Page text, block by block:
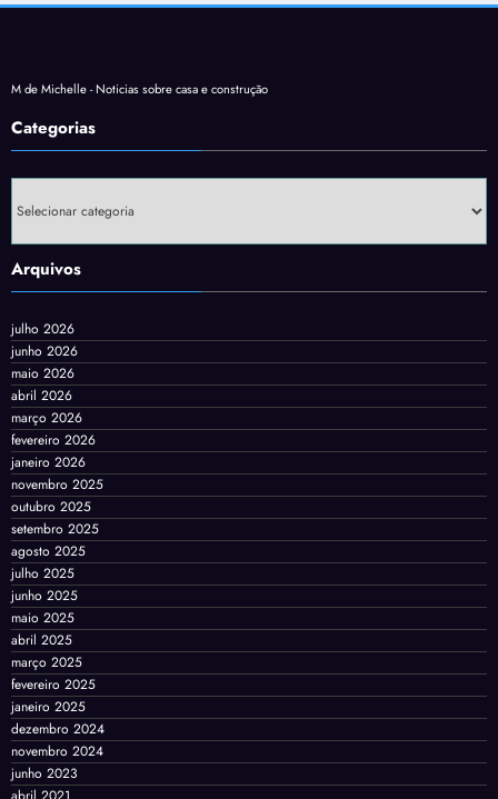
M de Michelle - Noticias sobre casa e construção
Categorias
Arquivos
julho 2026
junho 2026
maio 2026
abril 2026
março 2026
fevereiro 2026
janeiro 2026
novembro 2025
outubro 2025
setembro 2025
agosto 2025
julho 2025
junho 2025
maio 2025
abril 2025
março 2025
fevereiro 2025
janeiro 2025
dezembro 2024
novembro 2024
junho 2023